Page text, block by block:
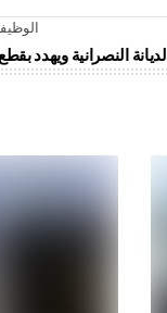
النصرانية ويهدد